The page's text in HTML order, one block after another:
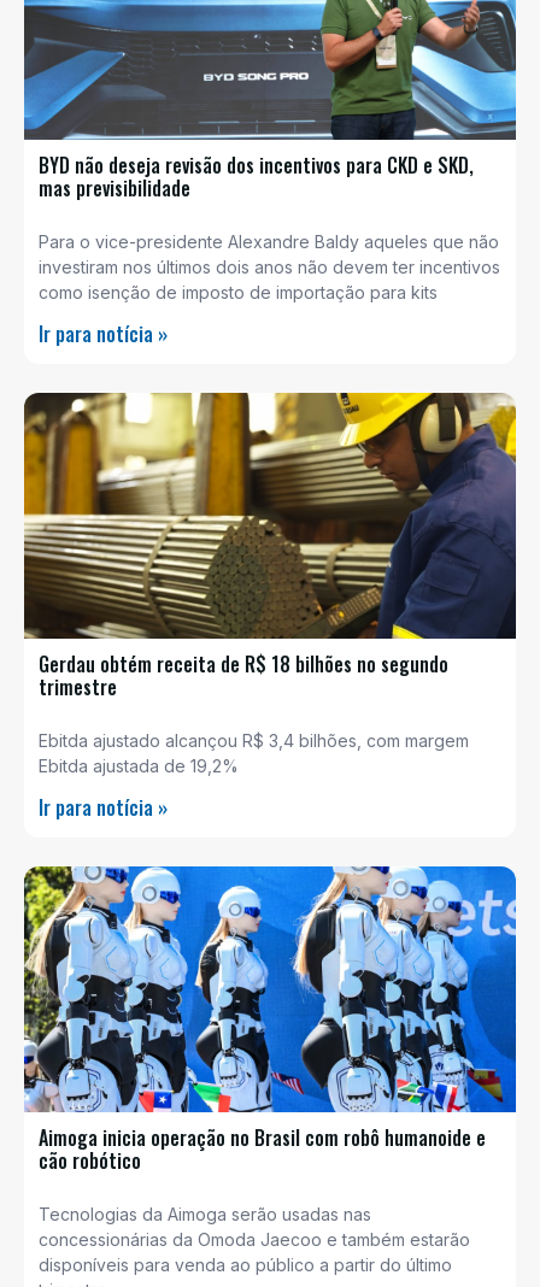
BYD não deseja revisão dos incentivos para CKD e SKD,
mas previsibilidade
Para o vice-presidente Alexandre Baldy aqueles que não
investiram nos últimos dois anos não devem ter incentivos
como isenção de imposto de importação para kits
Ir para notícia »
Gerdau obtém receita de R$ 18 bilhões no segundo
trimestre
Ebitda ajustado alcançou R$ 3,4 bilhões, com margem
Ebitda ajustada de 19,2%
Ir para notícia »
Aimoga inicia operação no Brasil com robô humanoide e
cão robótico
Tecnologias da Aimoga serão usadas nas
concessionárias da Omoda Jaecoo e também estarão
disponíveis para venda ao público a partir do último